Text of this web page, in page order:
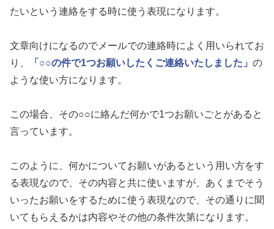
たいという連絡をする時に使う表現になります。
文章向けになるのでメールでの連絡時によく用いられてお
り、
「○○の件で1つお願いしたくご連絡いたしました」 の
ような使い方になります。
この場合、その○○に絡んだ何かで1つお願いごとがあると
言っています。
このように、何かについてお願いがあるという用い方をす
る表現なので、その内容と共に使いますが、あくまでそう
いったお願いをするために使う表現なので、その通りに聞
いてもらえるかは内容やその他の条件次第になります。